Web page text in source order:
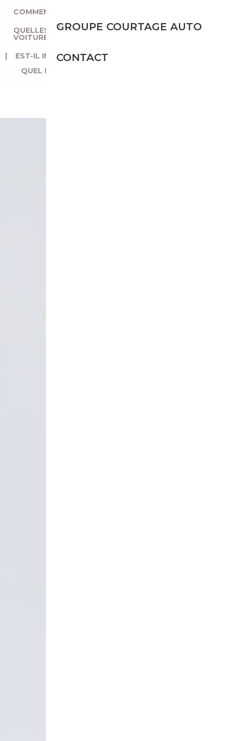
COMMENT IMPORTER UNE VOITURE FACILEMENT ?
QUELLES SONT LES MEILLEURES MARQUES DE
VOITURE À IMPORTER ?
EST-IL INTÉRESSANT D’IMPORTER UNE FORD ?
QUEL EST LE MEILLEUR SUV FORD ?
GROUPE COURTAGE AUTO
CONTACT